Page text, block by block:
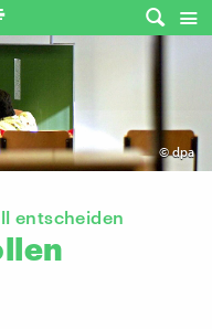
©dpa
entscheiden